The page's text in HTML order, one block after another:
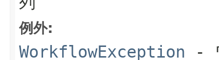
例外:
WorkflowException -